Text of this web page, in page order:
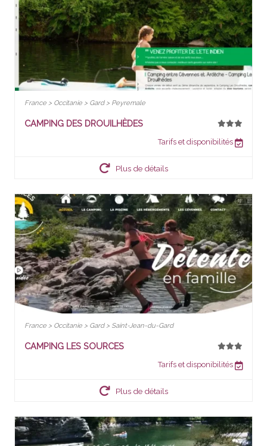
France > Occitanie > Gard > Peyremale
CAMPING DES DROUILHÈDES
Tarifs et disponibilités
Plus de détails
France > Occitanie > Gard > Saint-Jean-du-Gard
CAMPING LES SOURCES
Tarifs et disponibilités
Plus de détails